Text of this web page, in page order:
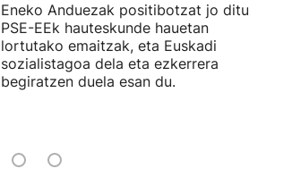
Eneko Anduezak positibotzat jo ditu
PSE-EEk hauteskunde hauetan
lortutako emaitzak, eta Euskadi
sozialistagoa dela eta ezkerrera
begiratzen duela esan du.